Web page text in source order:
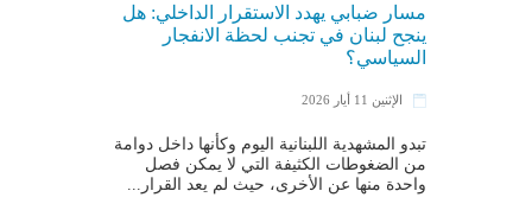
مسار ضبابي يهدد الاستقرار الداخلي: هل
ينجح لبنان في تجنب لحظة الانفجار
السياسي؟
الإثنين 11 أيار 2026
تبدو المشهدية ال​لبنان​ية اليوم وكأنها داخل دوامة
من الضغوطات الكثيفة التي لا يمكن فصل
واحدة منها عن الأخرى، حيث لم يعد القرار...